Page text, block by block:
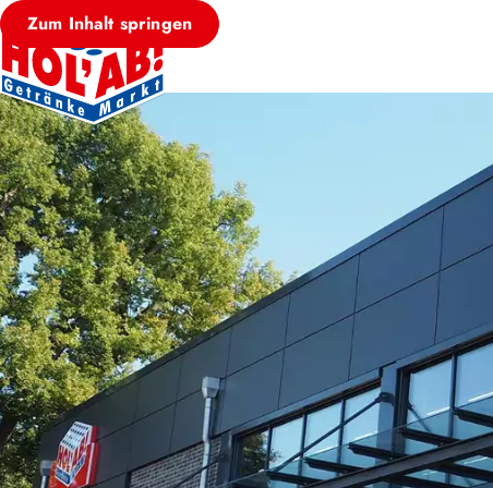
Zum Inhalt springen
HOL’AB! MÄRKTE